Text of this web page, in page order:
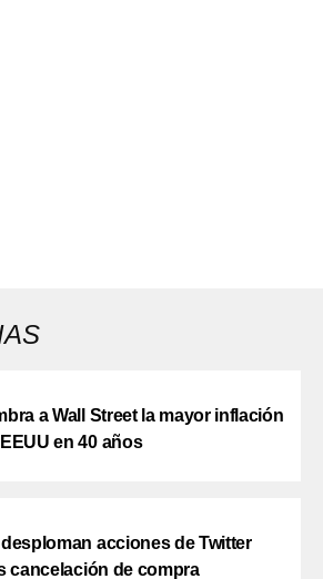
a Wall Street la mayor inflación
en 40 años
acciones de Twitter
cancelación de compra